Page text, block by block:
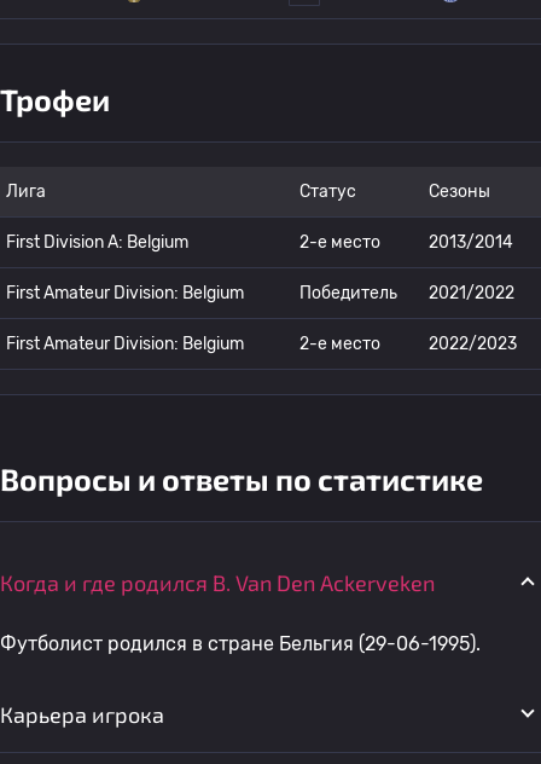
Трофеи
Лига Статус Сезоны
First Division A: Belgium 2-е место 2013/2014
First Amateur Division: Belgium Победитель 2021/2022
First Amateur Division: Belgium 2-е место 2022/2023
Вопросы и ответы по статистике
Когда и где родился B. Van Den Ackerveken
Футболист родился в стране Бельгия (29-06-1995).
Карьера игрока